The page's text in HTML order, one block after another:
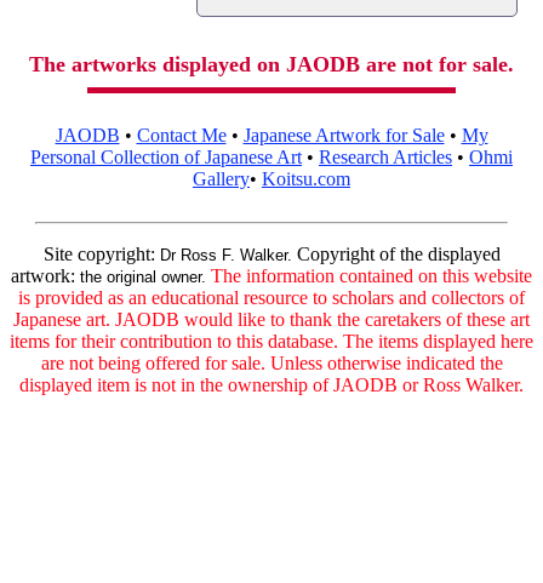
The artworks displayed on JAODB are not for sale.
JAODB • Contact Me• Japanese Artwork for Sale• My
Personal Collection of Japanese Art • Research Articles • Ohmi
Gallery• Koitsu.com
Site copyright: Dr Ross F. Walker. Copyright of the displayed
artwork: the original owner. The information contained on this website
is provided as an educational resource to scholars and collectors of
Japanese art. JAODB would like to thank the caretakers of these art
items for their contribution to this database. The items displayed here
are not being offered for sale. Unless otherwise indicated the
displayed item is not in the ownership of JAODB or Ross Walker.